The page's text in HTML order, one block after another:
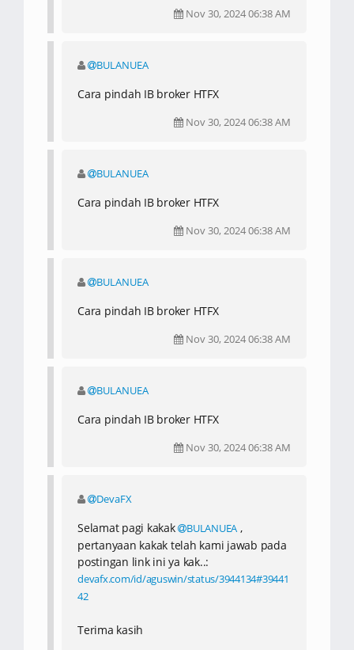
Nov 30, 2024 06:38 AM
BULANUEA
Cara pindah IB broker HTFX
Nov 30, 2024 06:38 AM
BULANUEA
Cara pindah IB broker HTFX
Nov 30, 2024 06:38 AM
BULANUEA
Cara pindah IB broker HTFX
Nov 30, 2024 06:38 AM
BULANUEA
Cara pindah IB broker HTFX
Nov 30, 2024 06:38 AM
DevaFX
Selamat pagi kakak BULANUEA ,
pertanyaan kakak telah kami jawab pada
postingan link ini ya kak..:
devafx.com/id/aguswin/status/3944134#39441
42
Terima kasih